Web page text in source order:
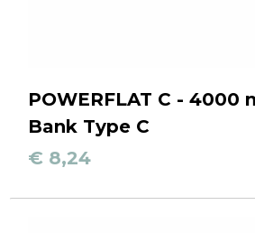
POWERFLAT C - 4000
Bank Type C
€ 8,24